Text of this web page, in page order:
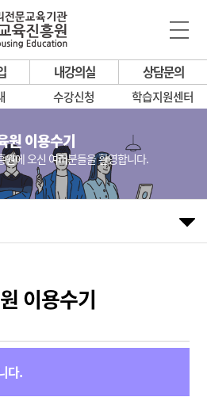
내강의실 상담문의
수강신청 학습지원센터
원 이용수기
원에 오신 여러분들을 환영합니다.
이용수기
다.